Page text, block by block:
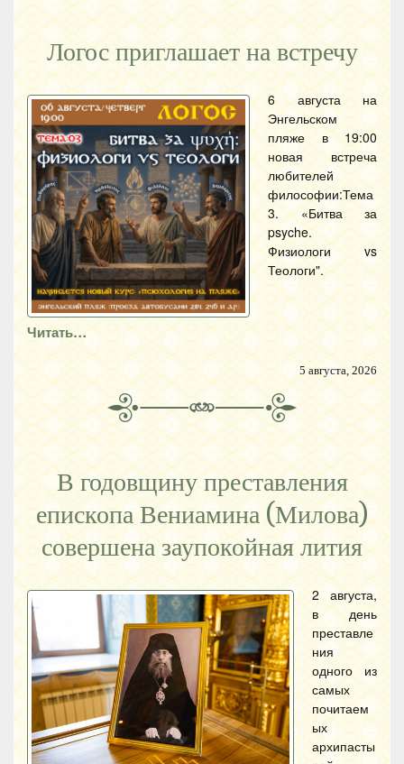
Логос приглашает на встречу
6 августа на
Энгельском
пляже в 19:00
новая встреча
любителей
философии:Тема
3. «Битва за
psyche.
Физиологи vs
Теологи".
Читать…
5 августа, 2026
В годовщину преставления
епископа Вениамина (Милова)
совершена заупокойная лития
2 августа,
в день
преставле
ния
одного из
самых
почитаем
ых
архипасты